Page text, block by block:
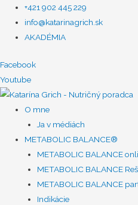
+421 902 445 229
info@katarinagrich.sk
AKADÉMIA
Facebook
Youtube
O mne
Ja v médiách
METABOLIC BALANCE®
METABOLIC BALANCE
METABOLIC BALANCE
METABOLIC BALANCE
Indikácie